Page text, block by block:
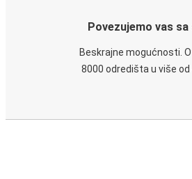
Povezujemo vas
Beskrajne mogućnosti.
8000 odredišta u više od